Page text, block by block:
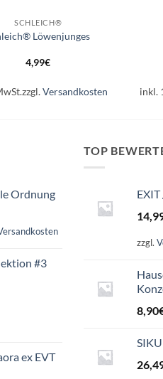
SCHLEICH®
Löwenjunges
4,99€
zzgl.Versandkosten inkl.
Ordnung
#3
ex EVT
TOP
zzgl.
8,90